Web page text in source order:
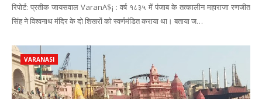
रिपोर्ट: प्रतीक जायसवाल VaranA$¡ : वर्ष १८३५ में पंजाब के तत्कालीन महाराजा रणजीत
सिंह ने विश्वनाथ मंदिर के दो शिखरों को स्वर्णमंडित कराया था। बताया ज…
VARANASI